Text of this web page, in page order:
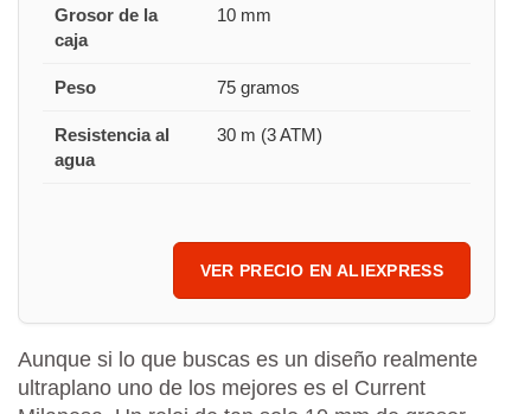
Grosor de la
caja
10 mm
Peso 75 gramos
Resistencia al
agua
30 m (3 ATM)
VER PRECIO EN ALIEXPRESS
Aunque si lo que buscas es un diseño realmente
ultraplano uno de los mejores es el Current